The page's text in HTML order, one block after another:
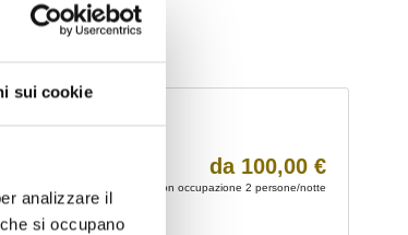
sui cookie
analizzare il
si occupano